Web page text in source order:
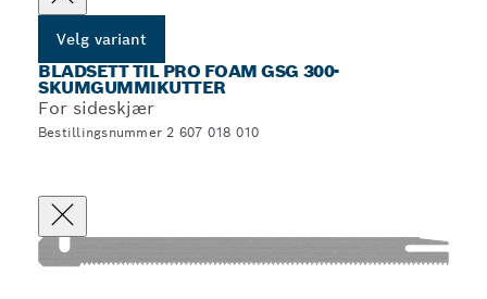
Velg variant
BLADSETT TIL PRO FOAM GSG 300-
SKUMGUMMIKUTTER
For sideskjær
Bestillingsnummer 2 607 018 010